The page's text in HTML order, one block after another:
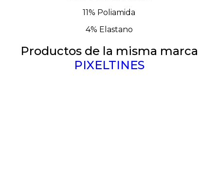
11% Poliamida
4% Elastano
Productos de la misma marca
PIXELTINES